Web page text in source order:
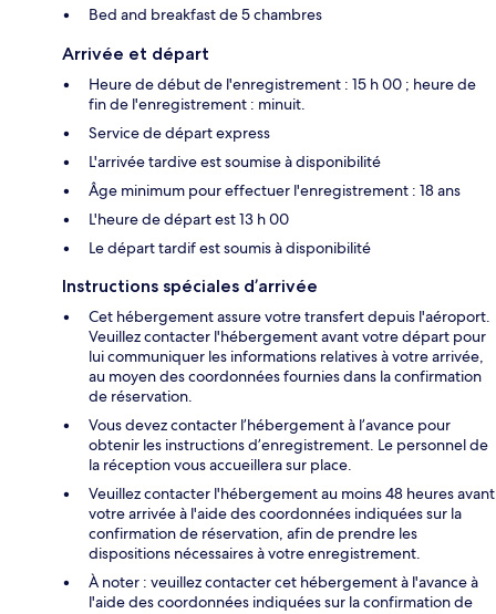
Bed and breakfast de 5 chambres
Arrivée et départ
Heure de début de l'enregistrement : 15 h 00 ; heure de
fin de l'enregistrement : minuit.
Service de départ express
L'arrivée tardive est soumise à disponibilité
Âge minimum pour effectuer l'enregistrement : 18 ans
L'heure de départ est 13 h 00
Le départ tardif est soumis à disponibilité
Instructions spéciales d’arrivée
Cet hébergement assure votre transfert depuis l'aéroport.
Veuillez contacter l'hébergement avant votre départ pour
lui communiquer les informations relatives à votre arrivée,
au moyen des coordonnées fournies dans la confirmation
de réservation.
Vous devez contacter l’hébergement à l’avance pour
obtenir les instructions d’enregistrement. Le personnel de
la réception vous accueillera sur place.
Veuillez contacter l'hébergement au moins 48 heures avant
votre arrivée à l'aide des coordonnées indiquées sur la
confirmation de réservation, afin de prendre les
dispositions nécessaires à votre enregistrement.
À noter : veuillez contacter cet hébergement à l'avance à
l'aide des coordonnées indiquées sur la confirmation de